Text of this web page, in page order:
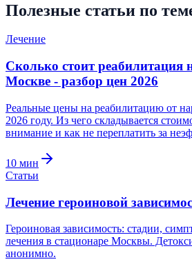
Полезные статьи по
Лечение
Сколько стоит реабилитация
Москве - разбор цен 2026
Реальные цены на реабилитацию от
2026 году. Из чего складывается
внимание и как не переплатить за
10 мин
Статьи
Лечение героиновой
Героиновая зависимость: стадии,
лечения в стационаре Москвы.
анонимно.